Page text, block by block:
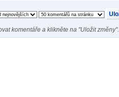
komentáře a klikněte na "Uložit změny".